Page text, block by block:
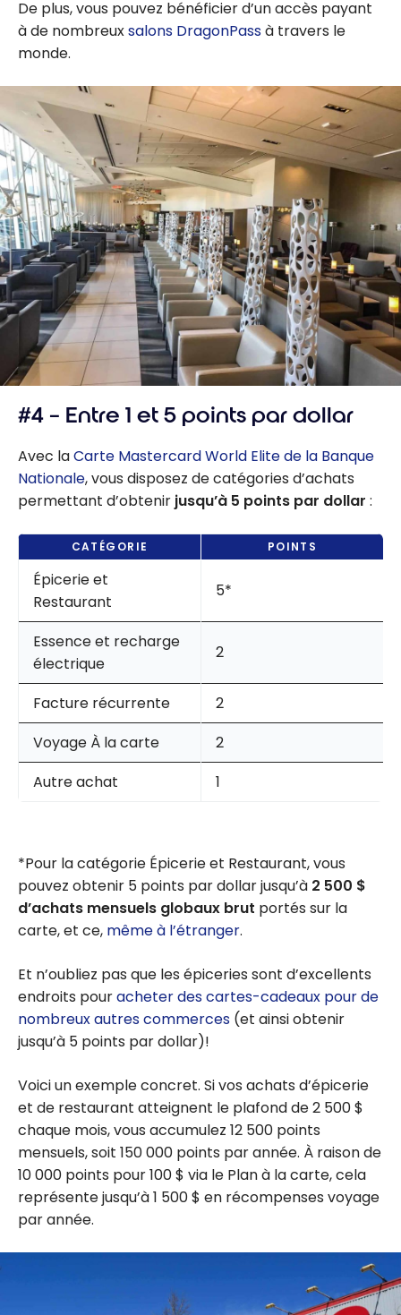
De plus, vous pouvez bénéficier d’un accès payant
à de nombreuxsalons DragonPassà travers le
monde.
#4 – Entre 1 et 5 points par dollar
Avec laCarte Mastercard World Elite de la Banque
Nationale, vous disposez de catégories d’achats
permettant d’obtenir jusqu’à 5 points par dollar :
CATÉGORIE POINTS
Épicerie et
Restaurant
5*
Essence et recharge
électrique
2
Facture récurrente
2
Voyage À la carte
2
Autre achat
1
*Pour la catégorie Épicerie et Restaurant, vous
pouvez obtenir 5 points par dollar jusqu’à 2 500 $
d’achats mensuels globaux brut portés sur la
carte, et ce, même à l’étranger.
Et n’oubliez pas que les épiceries sont d’excellents
endroits pouracheter des cartes-cadeaux pour de
nombreux autres commerces (et ainsi obtenir
jusqu’à 5 points par dollar)!
Voici un exemple concret. Si vos achats d’épicerie
et de restaurant atteignent le plafond de 2 500 $
chaque mois, vous accumulez 12 500 points
mensuels, soit 150 000 points par année. À raison de
10 000 points pour 100 $ via le Plan à la carte, cela
représente jusqu’à 1 500 $ en récompenses voyage
par année.